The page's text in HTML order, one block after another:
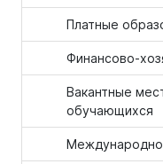
Платные
Финансово-
Вакантные
обучающихся